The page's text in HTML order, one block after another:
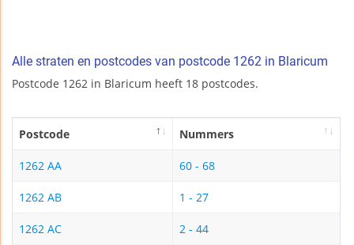
Alle straten en postcodes van postcode 1262 in Blaricum
Postcode 1262 in Blaricum heeft 18 postcodes.
Postcode Nummers
1262 AA 60 - 68
1262 AB 1 - 27
1262 AC 2 - 44